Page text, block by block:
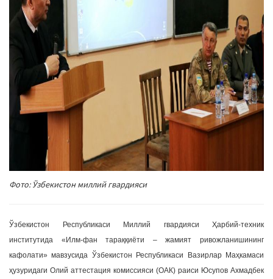
o
Фото: Ўзбекистон миллий гвардияси
Ўзбекистон Республикаси Миллий гвардияси Ҳарбий-техник
институтида «Илм-фан тараққиёти – жамият ривожланишининг
кафолати» мавзусида Ўзбекистон Республикаси Вазирлар Маҳкамаси
ҳузуридаги Олий аттестация комиссияси (ОАК) раиси Юсупов Ахмадбек